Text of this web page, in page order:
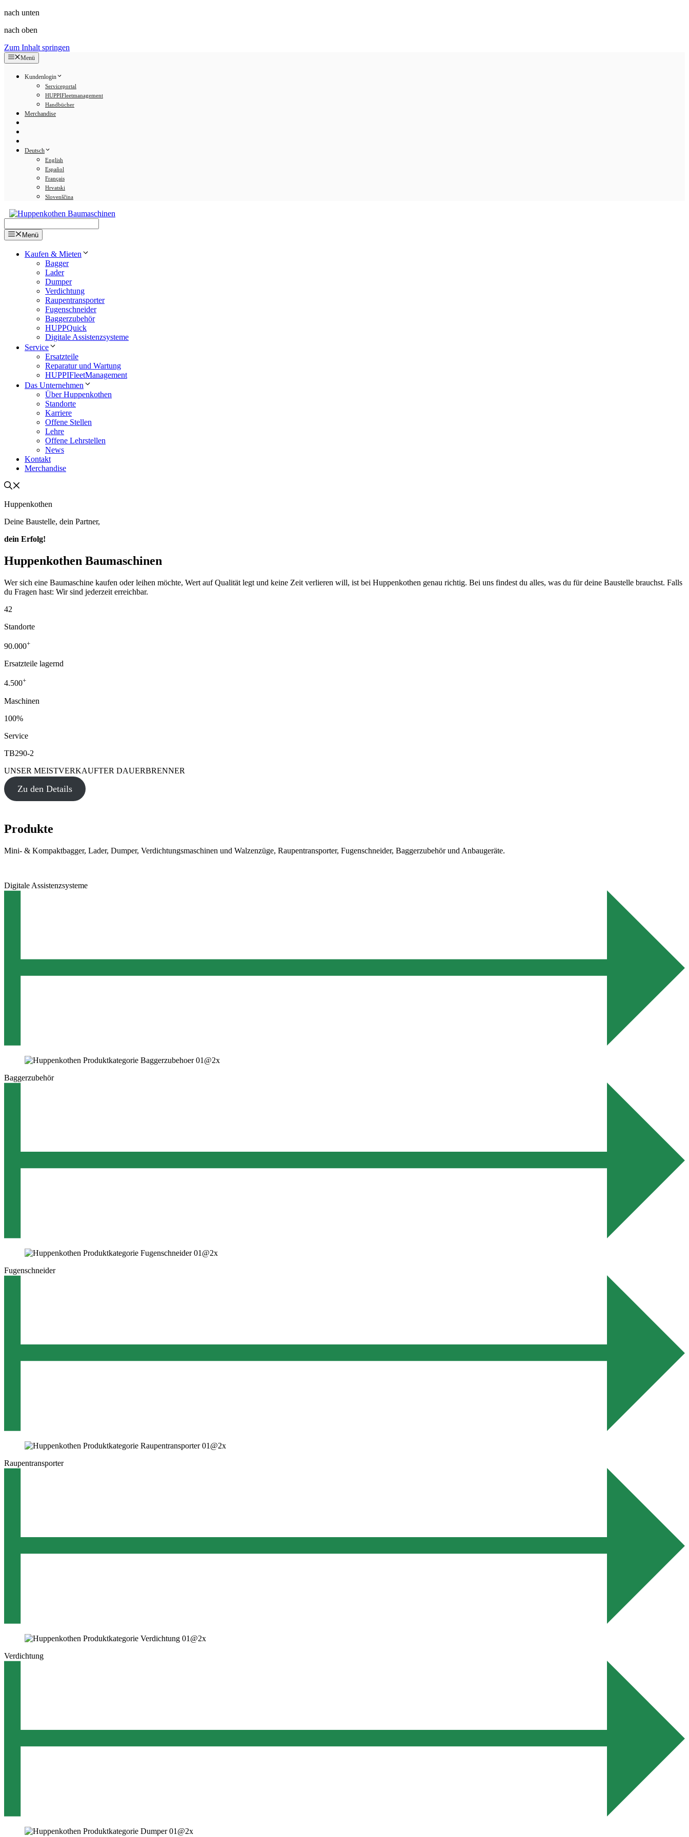
nach unten
nach oben
Zum Inhalt springen
Menü
Kundenlogin
Serviceportal
HUPPIFleetmanagement
Handbücher
Merchandise
Deutsch
English
Español
Français
Hrvatski
Slovenščina
Menü
Kaufen & Mieten
Bagger
Lader
Dumper
Verdichtung
Raupentransporter
Fugenschneider
Baggerzubehör
HUPPQuick
Digitale Assistenzsysteme
Service
Ersatzteile
Reparatur und Wartung
HUPPIFleetManagement
Das Unternehmen
Über Huppenkothen
Standorte
Karriere
Offene Stellen
Lehre
Offene Lehrstellen
News
Kontakt
Merchandise
Huppenkothen
Deine Baustelle, dein Partner,
dein Erfolg!
Huppenkothen Baumaschinen
Wer sich eine Baumaschine kaufen oder leihen möchte, Wert auf Qualität legt und keine Zeit verlieren will, ist bei Huppenkothen genau richtig. Bei uns findest du alles, was du für deine Baustelle brauchst. Falls
du Fragen hast: Wir sind jederzeit erreichbar.
42
Standorte
90.000+
Ersatzteile lagernd
4.500+
Maschinen
100%
Service
TB290-2
UNSER MEISTVERKAUFTER DAUERBRENNER
Zu den Details
Produkte
Mini- & Kompaktbagger, Lader, Dumper, Verdichtungsmaschinen und Walzenzüge, Raupentransporter, Fugenschneider, Baggerzubehör und Anbaugeräte.
Digitale Assistenzsysteme
Baggerzubehör
Fugenschneider
Raupentransporter
Verdichtung